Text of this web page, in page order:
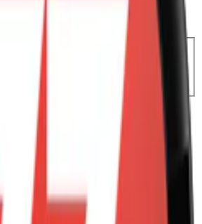
24,90 kr
/st
30-pack
50-
#5 Stark
har en söt smakkombination av
Med starka 11,5 mg
nikotinhalt på 1,64% är detta ett starkt
bakom denna produkt, tillverkas i